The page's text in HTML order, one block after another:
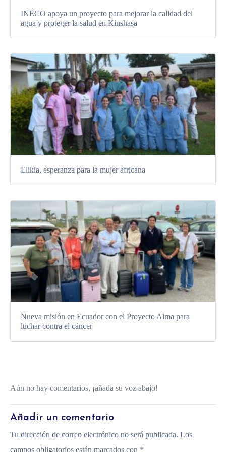
INECO apoya un proyecto para mejorar la calidad del
agua y proteger la salud en Kinshasa
Elikia, esperanza para la mujer africana
Nueva misión en Ecuador con el Proyecto Alma para
luchar contra el cáncer
Aún no hay comentarios, ¡añada su voz abajo!
Añadir un comentario
Tu dirección de correo electrónico no será publicada. Los
campos obligatorios están marcados con *